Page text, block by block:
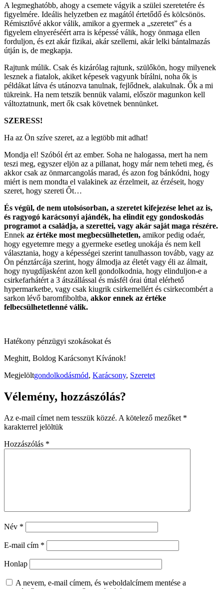
A legmeghatóbb, ahogy a csemete vágyik a szülei szeretetére és
figyelmére. Ideális helyzetben ez magától értetődő és kölcsönös.
Rémisztővé akkor válik, amikor a gyermek a „szeretet” és a
figyelem elnyeréséért arra is képessé válik, hogy önmaga ellen
forduljon, és ezt akár fizikai, akár szellemi, akár lelki bántalmazás
útján is, de megkapja.
Rajtunk múlik. Csak és kizárólag rajtunk, szülőkön, hogy milyenek
lesznek a fiatalok, akiket képesek vagyunk bírálni, noha ők is
példákat látva és utánozva tanulnak, fejlődnek, alakulnak. Ők a mi
tükreink. Ha nem tetszik bennük valami, először magunkon kell
változtatnunk, mert ők csak követnek bennünket.
SZERESS!
Ha az Ön szíve szeret, az a legtöbb mit adhat!
Mondja el! Szóból ért az ember. Soha ne halogassa, mert ha nem
teszi meg, egyszer eljön az a pillanat, hogy már nem teheti meg, és
akkor csak az önmarcangolás marad, és azon fog bánkódni, hogy
miért is nem mondta el valakinek az érzelmeit, az érzéseit, hogy
szeret, hogy szereti Őt…
És végül, de nem utolsósorban, a szeretet kifejezése lehet az is,
és ragyogó karácsonyi ajándék, ha elindít egy gondoskodás
programot a családja, a szerettei, vagy akár saját maga részére.
Ennek az értéke most megbecsülhetetlen, amikor pedig odaér,
hogy egyetemre megy a gyermeke esetleg unokája és nem kell
választania, hogy a képességei szerint tanulhasson tovább, vagy az
Ön pénztárcája szerint, hogy álmodja az életét vagy éli az álmait,
hogy nyugdíjasként azon kell gondolkodnia, hogy elinduljon-e a
csirkefarhátért a 3 átszállással és másfél órai úttal elérhető
hypermarketbe, vagy csak kiugrik csirkemellért és csirkecombért a
sarkon lévő baromfiboltba, akkor ennek az értéke
felbecsülhetetlenné válik.
Hatékony pénzügyi szokásokat és
Meghitt, Boldog Karácsonyt Kívánok!
Megjelöltgondolkodásmód, Karácsony, Szeretet
Vélemény, hozzászólás?
Az e-mail címet nem tesszük közzé. A kötelező mezőket *
karakterrel jelöltük
Hozzászólás *
Név *
E-mail cím *
Honlap
A nevem, e-mail címem, és weboldalcímem mentése a